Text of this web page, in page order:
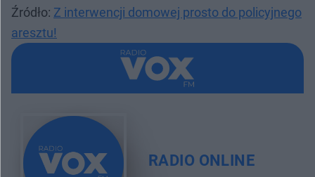
Źródło: Z interwencji domowej prosto do policyjnego
aresztu!
RADIO ONLINE